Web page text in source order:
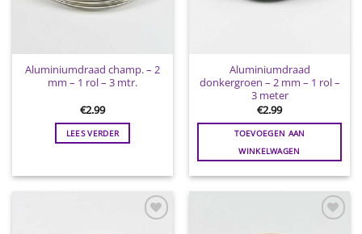
Aluminiumdraad champ. – 2
mm – 1 rol – 3 mtr.
€2.99
LEES VERDER
Aluminiumdraad
donkergroen – 2 mm – 1 rol –
3 meter
€2.99
TOEVOEGEN AAN
WINKELWAGEN